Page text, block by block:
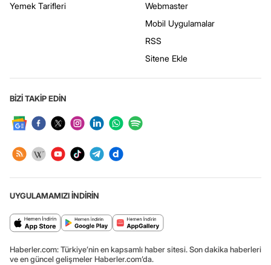
Yemek Tarifleri
Webmaster
Mobil Uygulamalar
RSS
Sitene Ekle
BİZİ TAKİP EDİN
UYGULAMAMIZI İNDİRİN
Haberler.com: Türkiye’nin en kapsamlı haber sitesi. Son dakika haberleri
ve en güncel gelişmeler Haberler.com’da.